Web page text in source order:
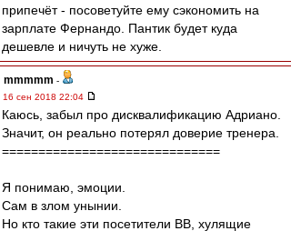
припечёт - посоветуйте ему сэкономить на
зарплате Фернандо. Пантик будет куда
дешевле и ничуть не хуже.
mmmmm -
16 сен 2018 22:04
Каюсь, забыл про дисквалификацию Адриано.
Значит, он реально потерял доверие тренера.
==============================
Я понимаю, эмоции.
Сам в злом унынии.
Но кто такие эти посетители ВВ, хулящие